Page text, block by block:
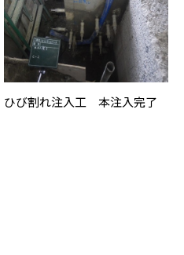
ひび割れ注入工 本注入完了